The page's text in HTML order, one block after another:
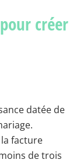
créer
datée de
facture
de trois